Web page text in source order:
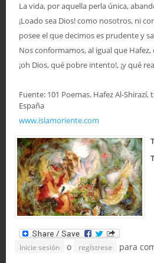
La vida, por aquella perla única,
¡Loado sea Dios! como nosotros, ni
posee el que decimos es prudente y
Nos conformamos, al igual que
¡oh Dios, qué pobre intento!, ¡y qué
Fuente: 101 Poemas. Hafez Al-Shirazí,
España
www.islamoriente.com
Inicie sesión o regístrese para